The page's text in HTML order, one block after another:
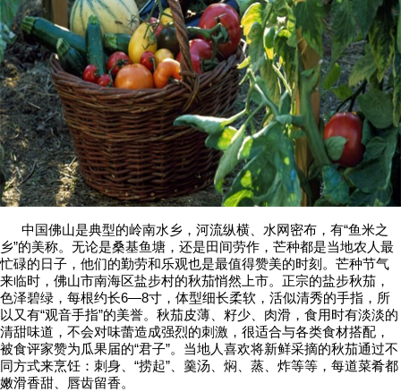
中国佛山是典型的岭南水乡，河流纵横、水网密布，有“鱼米之
乡”的美称。无论是桑基鱼塘，还是田间劳作，芒种都是当地农人最
忙碌的日子，他们的勤劳和乐观也是最值得赞美的时刻。芒种节气
来临时，佛山市南海区盐步村的秋茄悄然上市。正宗的盐步秋茄，
色泽碧绿，每根约长6—8寸，体型细长柔软，活似清秀的手指，所
以又有“观音手指”的美誉。秋茄皮薄、籽少、肉滑，食用时有淡淡的
清甜味道，不会对味蕾造成强烈的刺激，很适合与各类食材搭配，
被食评家赞为瓜果届的“君子”。当地人喜欢将新鲜采摘的秋茄通过不
同方式来烹饪：刺身、“捞起”、羹汤、焖、蒸、炸等等，每道菜肴都
嫩滑香甜、唇齿留香。